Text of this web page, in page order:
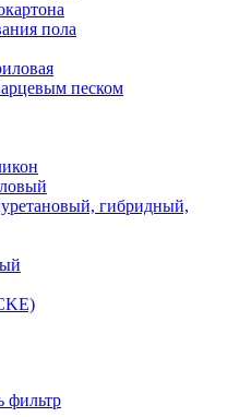
пола
песком
гибридный,
фильтр